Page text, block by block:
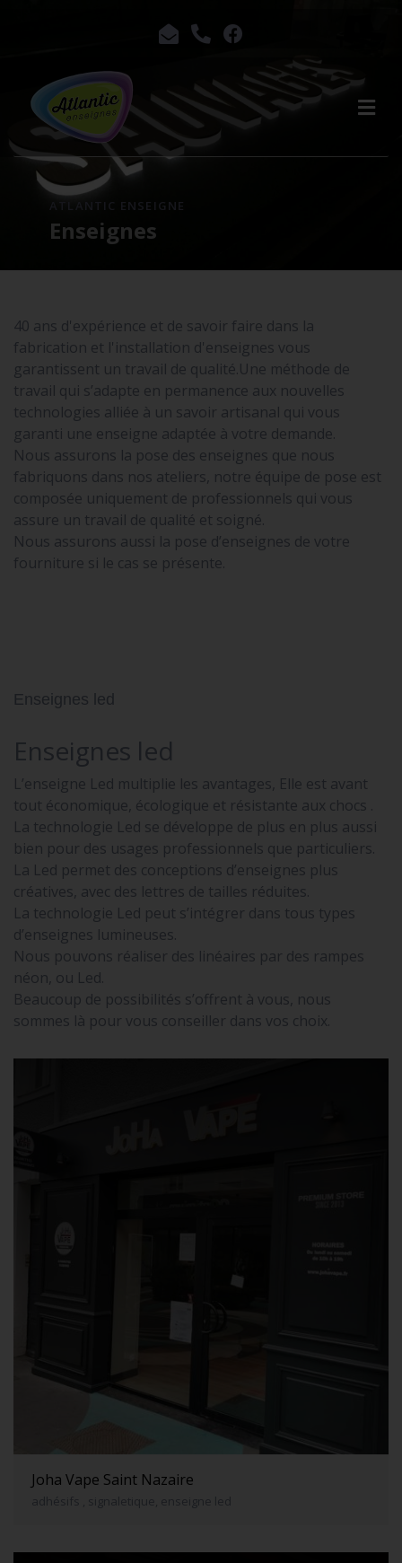
ATLANTIC ENSEIGNE
Enseignes
40 ans d'expérience et de savoir faire dans la
fabrication et l'installation d'enseignes vous
garantissent un travail de qualité.Une méthode de
travail qui s’adapte en permanence aux nouvelles
technologies alliée à un savoir artisanal qui vous
garanti une enseigne adaptée à votre demande.
Nous assurons la pose des enseignes que nous
fabriquons dans nos ateliers, notre équipe de pose est
composée uniquement de professionnels qui vous
assure un travail de qualité et soigné.
Nous assurons aussi la pose d’enseignes de votre
fourniture si le cas se présente.
Enseignes led
Enseignes led
L’enseigne Led multiplie les avantages, Elle est avant
tout économique, écologique et résistante aux chocs .
La technologie Led se développe de plus en plus aussi
bien pour des usages professionnels que particuliers.
La Led permet des conceptions d’enseignes plus
créatives, avec des lettres de tailles réduites.
La technologie Led peut s’intégrer dans tous types
d’enseignes lumineuses.
Nous pouvons réaliser des linéaires par des rampes
néon, ou Led.
Beaucoup de possibilités s’offrent à vous, nous
sommes là pour vous conseiller dans vos choix.
Joha Vape Saint Nazaire
adhésifs , signaletique, enseigne led